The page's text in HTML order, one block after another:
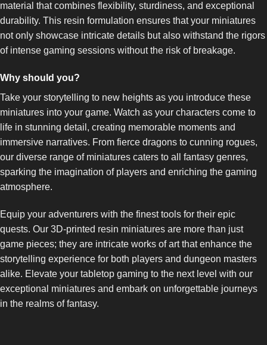
material that combines flexibility, sturdiness, and exceptional
durability. This resin formulation ensures that your miniatures
not only showcase intricate details but also withstand the rigors
of intense gaming sessions without the risk of breakage.
Why should you?
Take your storytelling to new heights as you introduce these
miniatures into your game. Watch as your characters come to
life in stunning detail, creating memorable moments and
immersive narratives. From fierce dragons to cunning rogues,
our diverse range of miniatures caters to all fantasy genres,
sparking the imagination of players and enriching the gaming
atmosphere.
Equip your adventurers with the finest tools for their epic
quests. Our 3D-printed resin miniatures are more than just
game pieces; they are intricate works of art that enhance the
storytelling experience for both players and dungeon masters
alike. Elevate your tabletop gaming to the next level with our
exceptional miniatures and embark on unforgettable journeys
in the realms of fantasy.